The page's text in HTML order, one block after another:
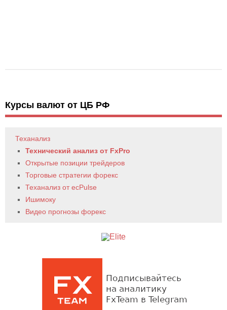
Курсы валют от ЦБ РФ
Теханализ
Технический анализ от FxPro
Открытые позиции трейдеров
Торговые стратегии форекс
Теханализ от ecPulse
Ишимоку
Видео прогнозы форекс